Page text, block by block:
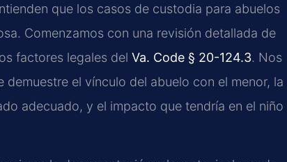
que los casos de custodia para abuelos
Comenzamos con una revisión detallada de
factores legales del Va. Code § 20-124.3. Nos
el vínculo del abuelo con el menor, la
adecuado, y el impacto que tendría en el niño